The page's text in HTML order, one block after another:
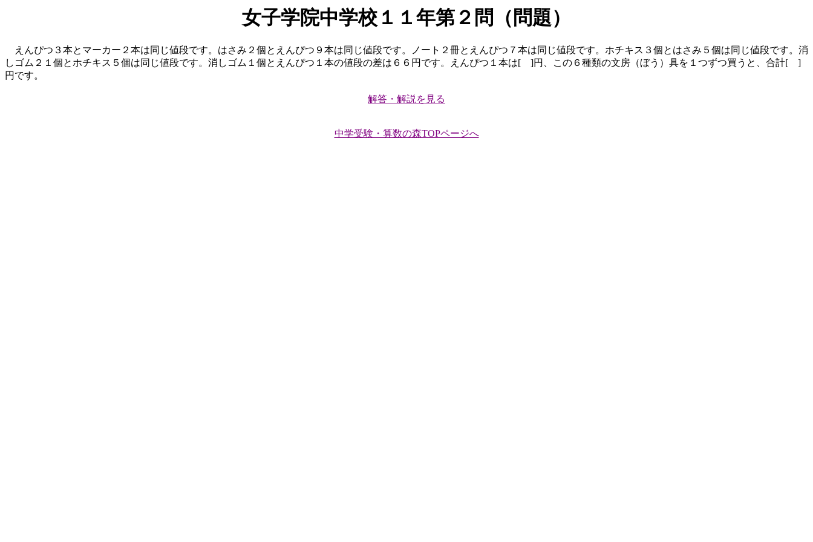
女子学院中学校１１年第２問（問題）
えんぴつ３本とマーカー２本は同じ値段です。はさみ２個とえんぴつ９本は同じ値段です。ノート２冊とえんぴつ７本は同じ値段です。ホチキス３個とはさみ５個は同じ値段です。消
しゴム２１個とホチキス５個は同じ値段です。消しゴム１個とえんぴつ１本の値段の差は６６円です。えんぴつ１本は[ ]円、この６種類の文房（ぼう）具を１つずつ買うと、合計[ ]
円です。
解答・解説を見る
中学受験・算数の森TOPページへ